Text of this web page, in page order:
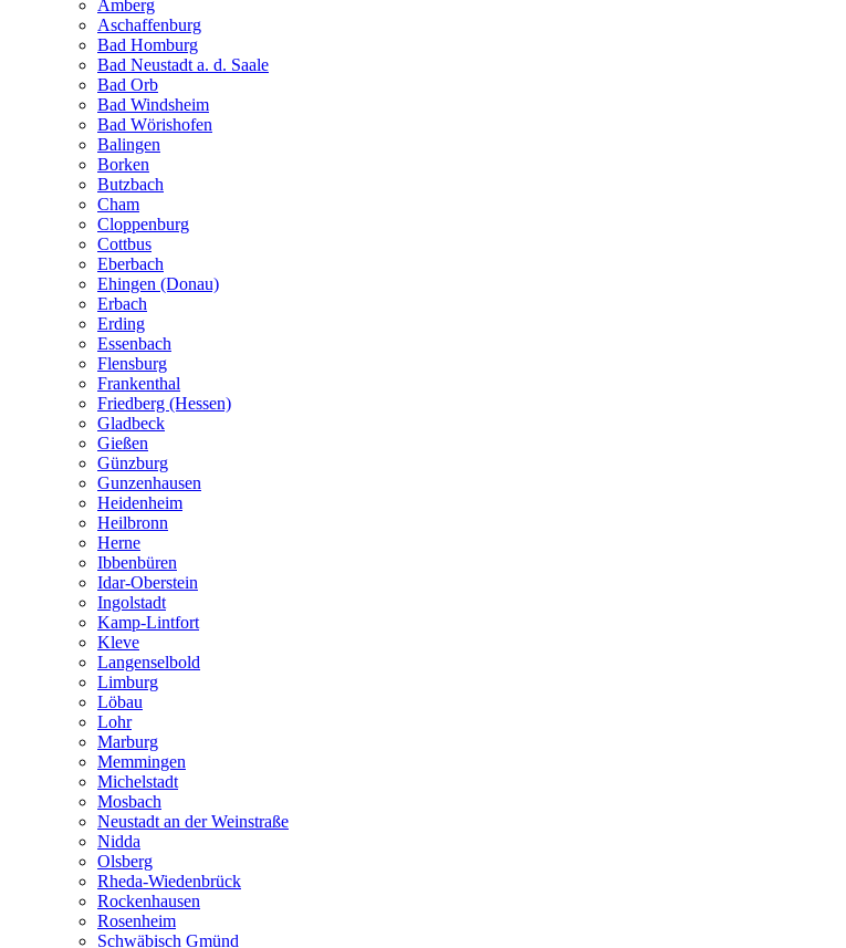
Amberg
Aschaffenburg
Bad Homburg
Bad Neustadt a. d. Saale
Bad Orb
Bad Windsheim
Bad Wörishofen
Balingen
Borken
Butzbach
Cham
Cloppenburg
Cottbus
Eberbach
Ehingen (Donau)
Erbach
Erding
Essenbach
Flensburg
Frankenthal
Friedberg (Hessen)
Gladbeck
Gießen
Günzburg
Gunzenhausen
Heidenheim
Heilbronn
Herne
Ibbenbüren
Idar-Oberstein
Ingolstadt
Kamp-Lintfort
Kleve
Langenselbold
Limburg
Löbau
Lohr
Marburg
Memmingen
Michelstadt
Mosbach
Neustadt an der Weinstraße
Nidda
Olsberg
Rheda-Wiedenbrück
Rockenhausen
Rosenheim
Schwäbisch Gmünd